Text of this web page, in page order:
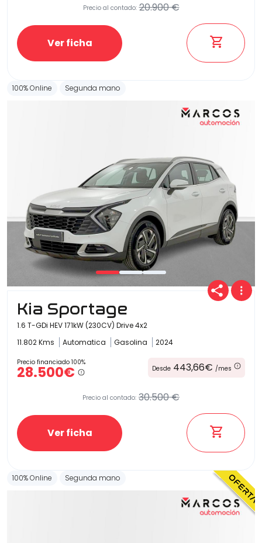
Precio al contado: 20.900 €
Ver ficha
100% Online Segunda mano
Kia Sportage
1.6 T-GDi HEV 171kW (230CV) Drive 4x2
11.802 Kms
Automatica Gasolina 2024
Precio financiado 100%
28.500€ Desde 443,66€ /mes
Precio al contado: 30.500 €
Ver ficha
100% Online Segunda mano